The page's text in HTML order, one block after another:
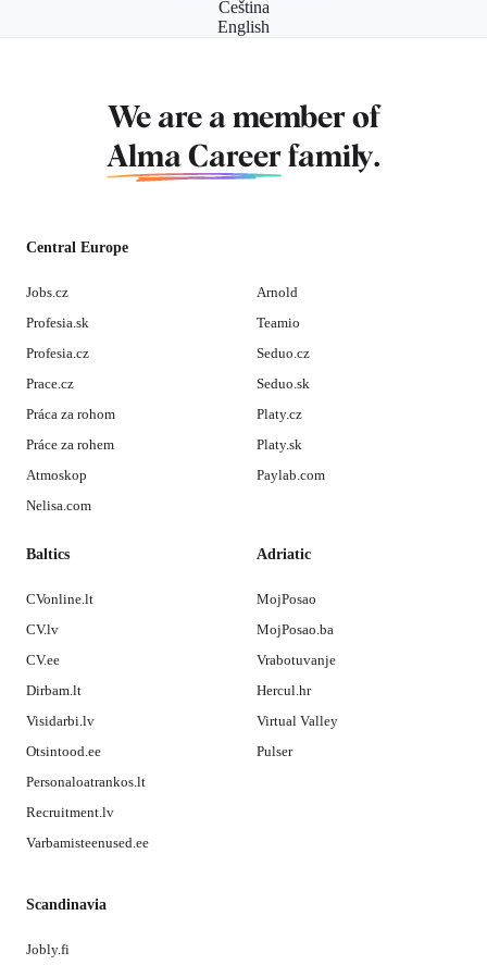
Čeština
English
We are a member of
Alma Career family.
Central Europe
Jobs.cz
Profesia.sk
Profesia.cz
Prace.cz
Práca za rohom
Práce za rohem
Atmoskop
Nelisa.com
Arnold
Teamio
Seduo.cz
Seduo.sk
Platy.cz
Platy.sk
Paylab.com
Baltics
CVonline.lt
CV.lv
CV.ee
Dirbam.lt
Visidarbi.lv
Otsintood.ee
Personaloatrankos.lt
Recruitment.lv
Varbamisteenused.ee
Adriatic
MojPosao
MojPosao.ba
Vrabotuvanje
Hercul.hr
Virtual Valley
Pulser
Scandinavia
Jobly.fi